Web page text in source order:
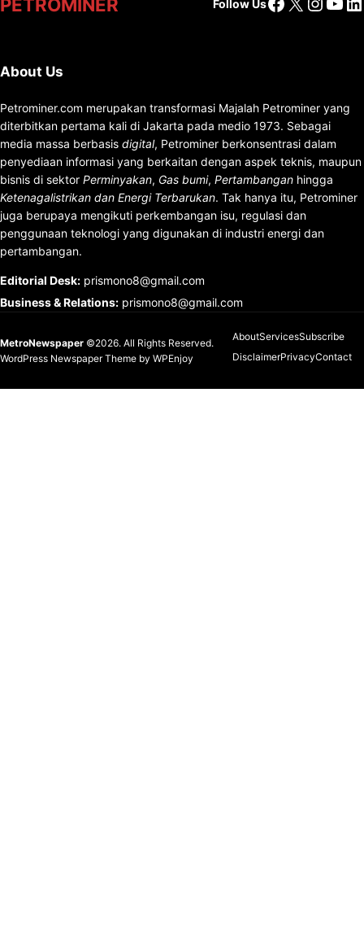
Follow Us
About Us
Petrominer.com merupakan transformasi Majalah Petrominer yang
diterbitkan pertama kali di Jakarta pada medio 1973. Sebagai
media massa berbasis digital, Petrominer berkonsentrasi dalam
penyediaan informasi yang berkaitan dengan aspek teknis, maupun
bisnis di sektor Perminyakan, Gas bumi, Pertambangan hingga
Ketenagalistrikan dan Energi Terbarukan. Tak hanya itu, Petrominer
juga berupaya mengikuti perkembangan isu, regulasi dan
penggunaan teknologi yang digunakan di industri energi dan
pertambangan.
Editorial Desk: prismono8@gmail.com
Business & Relations: prismono8@gmail.com
MetroNewspaper ©2026. All Rights Reserved.
WordPress Newspaper Theme by WPEnjoy
AboutServicesSubscribe
DisclaimerPrivacyContact